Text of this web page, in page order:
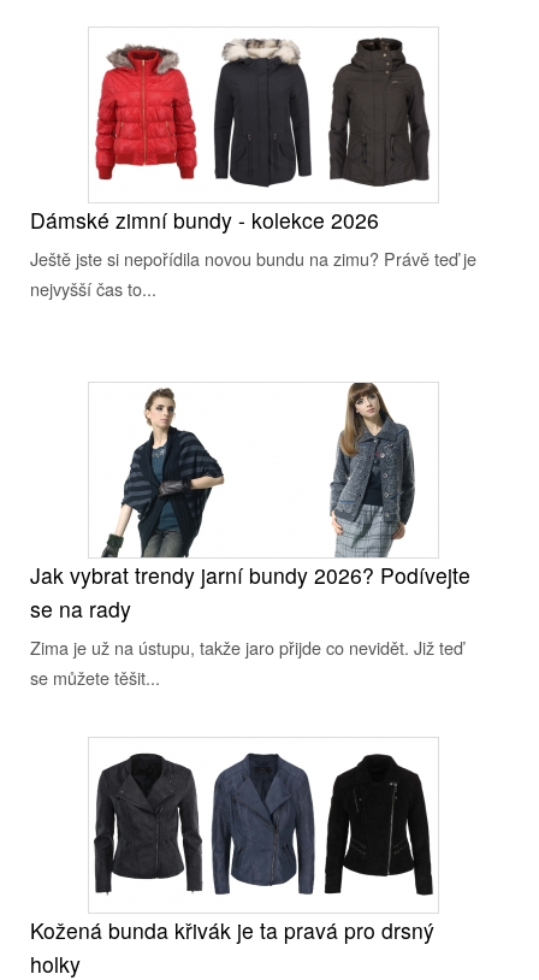
Dámské zimní bundy - kolekce 2026
Ještě jste si nepořídila novou bundu na zimu? Právě teď je
nejvyšší čas to...
Jak vybrat trendy jarní bundy 2026? Podívejte
se na rady
Zima je už na ústupu, takže jaro přijde co nevidět. Již teď
se můžete těšit...
Kožená bunda křivák je ta pravá pro drsný
holky